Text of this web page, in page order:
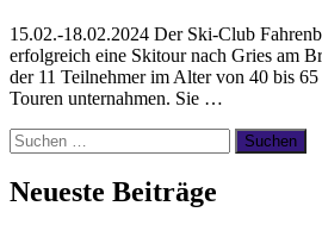
15.02.-18.02.2024 Der Ski-Club
erfolgreich eine Skitour nach Gries am
der 11 Teilnehmer im Alter von 40 bis
Touren unternahmen. Sie …
Suchen
nach:
Neueste Beiträge